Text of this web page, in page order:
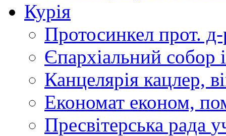
Курія
Протосинкел прот.
Єпархіальний собор
Канцелярія кацлер,
Економат економ,
Пресвітерська рада